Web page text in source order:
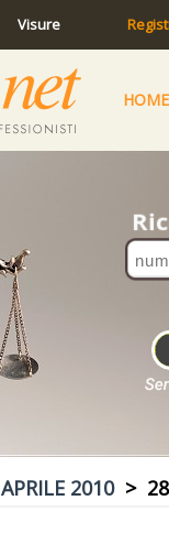
Visure
HOME
APRILE 2010> 28